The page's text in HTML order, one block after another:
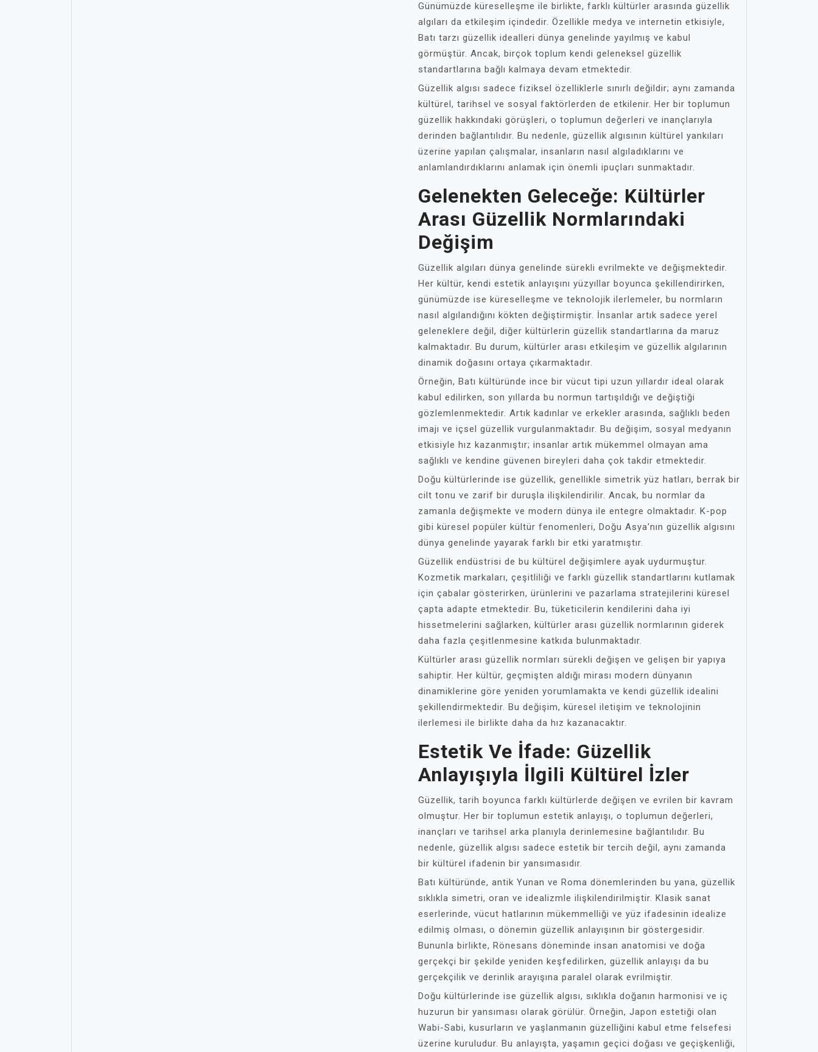
Günümüzde küreselleşme ile birlikte, farklı kültürler arasında güzellik
algıları da etkileşim içindedir. Özellikle medya ve internetin etkisiyle,
Batı tarzı güzellik idealleri dünya genelinde yayılmış ve kabul
görmüştür. Ancak, birçok toplum kendi geleneksel güzellik
standartlarına bağlı kalmaya devam etmektedir.
Güzellik algısı sadece fiziksel özelliklerle sınırlı değildir; aynı zamanda
kültürel, tarihsel ve sosyal faktörlerden de etkilenir. Her bir toplumun
güzellik hakkındaki görüşleri, o toplumun değerleri ve inançlarıyla
derinden bağlantılıdır. Bu nedenle, güzellik algısının kültürel yankıları
üzerine yapılan çalışmalar, insanların nasıl algıladıklarını ve
anlamlandırdıklarını anlamak için önemli ipuçları sunmaktadır.
Gelenekten Geleceğe: Kültürler
Arası Güzellik Normlarındaki
Değişim
Güzellik algıları dünya genelinde sürekli evrilmekte ve değişmektedir.
Her kültür, kendi estetik anlayışını yüzyıllar boyunca şekillendirirken,
günümüzde ise küreselleşme ve teknolojik ilerlemeler, bu normların
nasıl algılandığını kökten değiştirmiştir. İnsanlar artık sadece yerel
geleneklere değil, diğer kültürlerin güzellik standartlarına da maruz
kalmaktadır. Bu durum, kültürler arası etkileşim ve güzellik algılarının
dinamik doğasını ortaya çıkarmaktadır.
Örneğin, Batı kültüründe ince bir vücut tipi uzun yıllardır ideal olarak
kabul edilirken, son yıllarda bu normun tartışıldığı ve değiştiği
gözlemlenmektedir. Artık kadınlar ve erkekler arasında, sağlıklı beden
imajı ve içsel güzellik vurgulanmaktadır. Bu değişim, sosyal medyanın
etkisiyle hız kazanmıştır; insanlar artık mükemmel olmayan ama
sağlıklı ve kendine güvenen bireyleri daha çok takdir etmektedir.
Doğu kültürlerinde ise güzellik, genellikle simetrik yüz hatları, berrak bir
cilt tonu ve zarif bir duruşla ilişkilendirilir. Ancak, bu normlar da
zamanla değişmekte ve modern dünya ile entegre olmaktadır. K-pop
gibi küresel popüler kültür fenomenleri, Doğu Asya'nın güzellik algısını
dünya genelinde yayarak farklı bir etki yaratmıştır.
Güzellik endüstrisi de bu kültürel değişimlere ayak uydurmuştur.
Kozmetik markaları, çeşitliliği ve farklı güzellik standartlarını kutlamak
için çabalar gösterirken, ürünlerini ve pazarlama stratejilerini küresel
çapta adapte etmektedir. Bu, tüketicilerin kendilerini daha iyi
hissetmelerini sağlarken, kültürler arası güzellik normlarının giderek
daha fazla çeşitlenmesine katkıda bulunmaktadır.
Kültürler arası güzellik normları sürekli değişen ve gelişen bir yapıya
sahiptir. Her kültür, geçmişten aldığı mirası modern dünyanın
dinamiklerine göre yeniden yorumlamakta ve kendi güzellik idealini
şekillendirmektedir. Bu değişim, küresel iletişim ve teknolojinin
ilerlemesi ile birlikte daha da hız kazanacaktır.
Estetik Ve İfade: Güzellik
Anlayışıyla İlgili Kültürel İzler
Güzellik, tarih boyunca farklı kültürlerde değişen ve evrilen bir kavram
olmuştur. Her bir toplumun estetik anlayışı, o toplumun değerleri,
inançları ve tarihsel arka planıyla derinlemesine bağlantılıdır. Bu
nedenle, güzellik algısı sadece estetik bir tercih değil, aynı zamanda
bir kültürel ifadenin bir yansımasıdır.
Batı kültüründe, antik Yunan ve Roma dönemlerinden bu yana, güzellik
sıklıkla simetri, oran ve idealizmle ilişkilendirilmiştir. Klasik sanat
eserlerinde, vücut hatlarının mükemmelliği ve yüz ifadesinin idealize
edilmiş olması, o dönemin güzellik anlayışının bir göstergesidir.
Bununla birlikte, Rönesans döneminde insan anatomisi ve doğa
gerçekçi bir şekilde yeniden keşfedilirken, güzellik anlayışı da bu
gerçekçilik ve derinlik arayışına paralel olarak evrilmiştir.
Doğu kültürlerinde ise güzellik algısı, sıklıkla doğanın harmonisi ve iç
huzurun bir yansıması olarak görülür. Örneğin, Japon estetiği olan
Wabi-Sabi, kusurların ve yaşlanmanın güzelliğini kabul etme felsefesi
üzerine kuruludur. Bu anlayışta, yaşamın geçici doğası ve geçişkenliği,